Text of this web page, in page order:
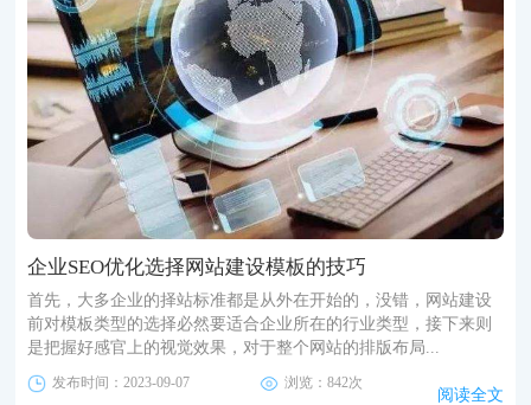
企业SEO优化选择网站建设模板的技巧
首先，大多企业的择站标准都是从外在开始的，没错，网站建设
前对模板类型的选择必然要适合企业所在的行业类型，接下来则
是把握好感官上的视觉效果，对于整个网站的排版布局...
发布时间：2023-09-07 浏览：842次
阅读全文